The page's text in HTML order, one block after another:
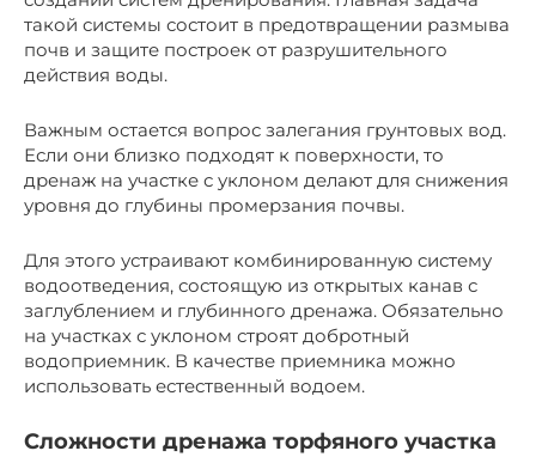
такой системы состоит в предотвращении размыва
почв и защите построек от разрушительного
действия воды.
Важным остается вопрос залегания грунтовых вод.
Если они близко подходят к поверхности, то
дренаж на участке с уклоном делают для снижения
уровня до глубины промерзания почвы.
Для этого устраивают комбинированную систему
водоотведения, состоящую из открытых канав с
заглублением и глубинного дренажа. Обязательно
на участках с уклоном строят добротный
водоприемник. В качестве приемника можно
использовать естественный водоем.
Сложности дренажа торфяного участка